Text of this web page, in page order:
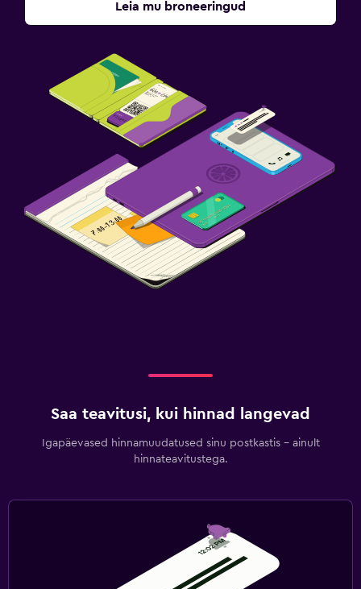
Leia mu broneeringud
Saa teavitusi, kui hinnad langevad
Igapäevased hinnamuudatused sinu postkastis – ainult
hinnateavitustega.